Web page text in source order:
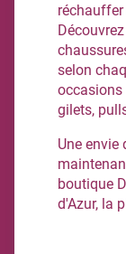
selon
occasions
gilets,
Une envie
boutique
d'Azur, la